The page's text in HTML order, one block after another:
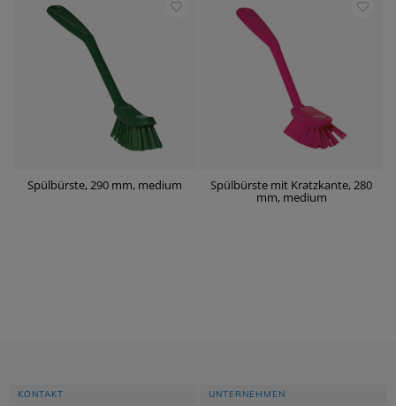
Spülbürste, 290 mm, medium Spülbürste mit Kratzkante, 280
mm, medium
KONTAKT UNTERNEHMEN